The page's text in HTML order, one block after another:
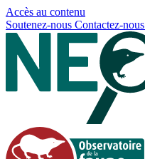
Accès au contenu
Soutenez-nous Contactez-nous
Panneau de gestion des cookies